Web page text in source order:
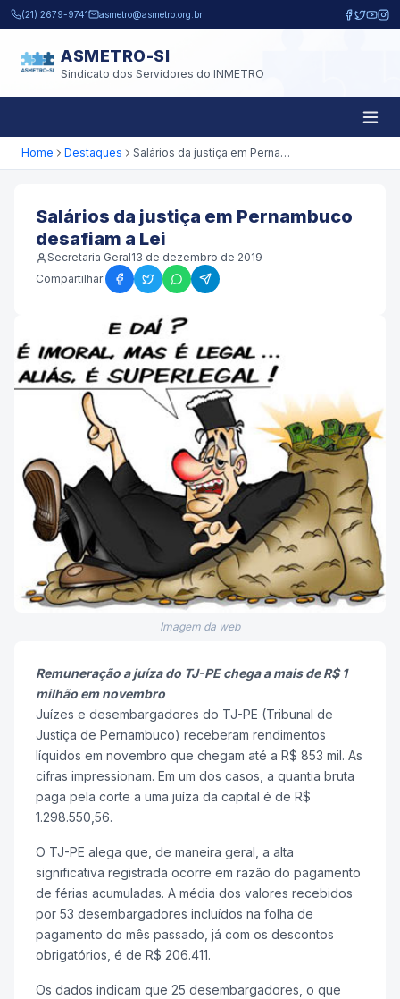
Pular para o conteúdo principal
(21) 2679-9741 asmetro@asmetro.org.br
ASMETRO-SI
Sindicato dos Servidores do INMETRO
Home Destaques Salários da justiça em Pernambuco desafiam a Lei
Salários da justiça em Pernambuco
desafiam a Lei
Secretaria Geral13 de dezembro de 2019
Compartilhar:
Imagem da web
Remuneração a juíza do TJ-PE chega a mais de R$ 1
milhão em novembro
Juízes e desembargadores do TJ-PE (Tribunal de
Justiça de Pernambuco) receberam rendimentos
líquidos em novembro que chegam até a R$ 853 mil. As
cifras impressionam. Em um dos casos, a quantia bruta
paga pela corte a uma juíza da capital é de R$
1.298.550,56.
O TJ-PE alega que, de maneira geral, a alta
significativa registrada ocorre em razão do pagamento
de férias acumuladas. A média dos valores recebidos
por 53 desembargadores incluídos na folha de
pagamento do mês passado, já com os descontos
obrigatórios, é de R$ 206.411.
Os dados indicam que 25 desembargadores, o que